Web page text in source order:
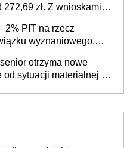
zł. Z wnioskami
2% PIT na rzecz
wyznaniowego.
otrzyma nowe
od sytuacji materialnej –